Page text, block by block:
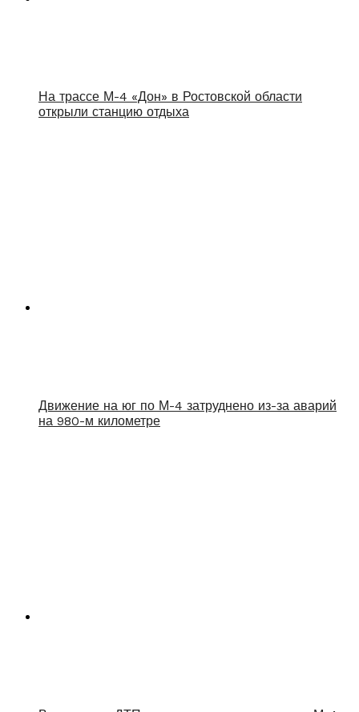
На трассе М-4 «Дон» в Ростовской области
открыли станцию отдыха
Движение на юг по М-4 затруднено из-за аварий
на 980-м километре